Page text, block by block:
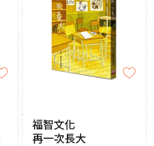
福智文化
再一次長大